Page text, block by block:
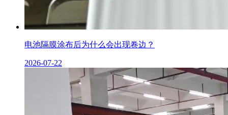
电池隔膜涂布后为什么会出现卷边？
2026-07-22